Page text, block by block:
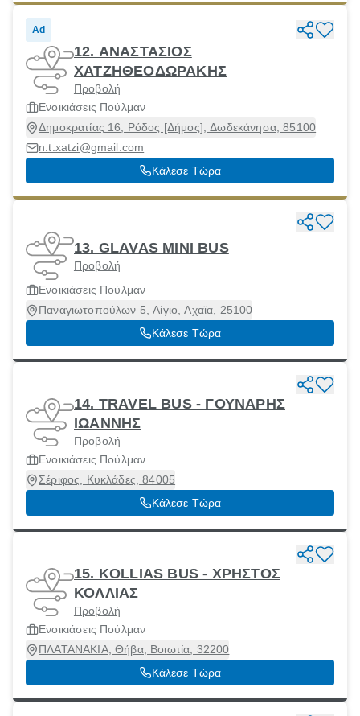
Ad
12. ΑΝΑΣΤΑΣΙΟΣ
ΧΑΤΖΗΘΕΟΔΩΡΑΚΗΣ
Προβολή
Ενοικιάσεις Πούλμαν
Δημοκρατίας 16, Ρόδος [Δήμος], Δωδεκάνησα, 85100
n.t.xatzi@gmail.com
Κάλεσε Τώρα
13. GLAVAS MINI BUS
Προβολή
Ενοικιάσεις Πούλμαν
Παναγιωτοπούλων 5, Αίγιο, Αχαϊα, 25100
Κάλεσε Τώρα
14. TRAVEL BUS - ΓΟΥΝΑΡΗΣ
ΙΩΑΝΝΗΣ
Προβολή
Ενοικιάσεις Πούλμαν
Σέριφος, Κυκλάδες, 84005
Κάλεσε Τώρα
15. KOLLIAS BUS - ΧΡΗΣΤΟΣ
ΚΟΛΛΙΑΣ
Προβολή
Ενοικιάσεις Πούλμαν
ΠΛΑΤΑΝΑΚΙΑ, Θήβα, Βοιωτία, 32200
Κάλεσε Τώρα